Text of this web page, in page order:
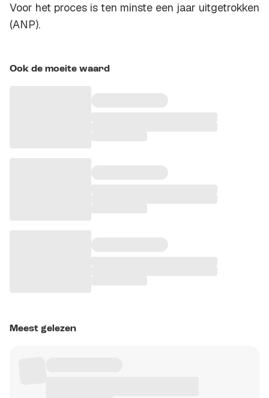
Voor het proces is ten minste een jaar uitgetrokken
(ANP).
Ook de moeite waard
Meest gelezen